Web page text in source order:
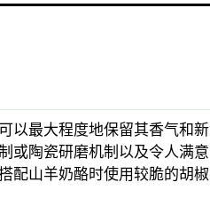
以最大程度地保留其香气和
或陶瓷研磨机制以及令人满
山羊奶酪时使用较脆的胡